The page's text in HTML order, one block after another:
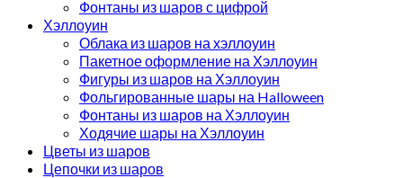
Фонтаны из шаров с цифрой
Хэллоуин
Облака из шаров на хэллоуин
Пакетное оформление на Хэллоуин
Фигуры из шаров на Хэллоуин
Фольгированные шары на Halloween
Фонтаны из шаров на Хэллоуин
Ходячие шары на Хэллоуин
Цветы из шаров
Цепочки из шаров